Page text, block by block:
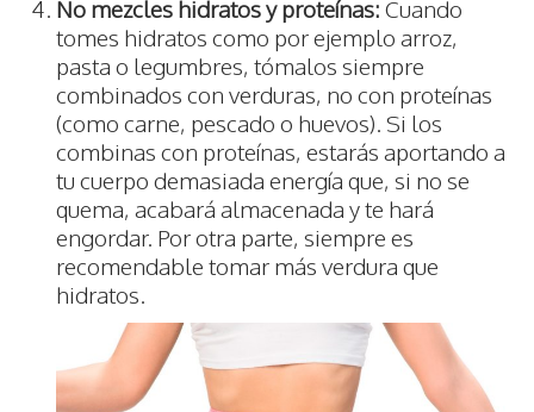
No mezcles hidratos y proteínas: Cuando
tomes hidratos como por ejemplo arroz,
pasta o legumbres, tómalos siempre
combinados con verduras, no con proteínas
(como carne, pescado o huevos). Si los
combinas con proteínas, estarás aportando a
tu cuerpo demasiada energía que, si no se
quema, acabará almacenada y te hará
engordar. Por otra parte, siempre es
recomendable tomar más verdura que
hidratos.